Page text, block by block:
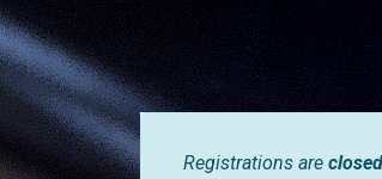
Registrations are closed